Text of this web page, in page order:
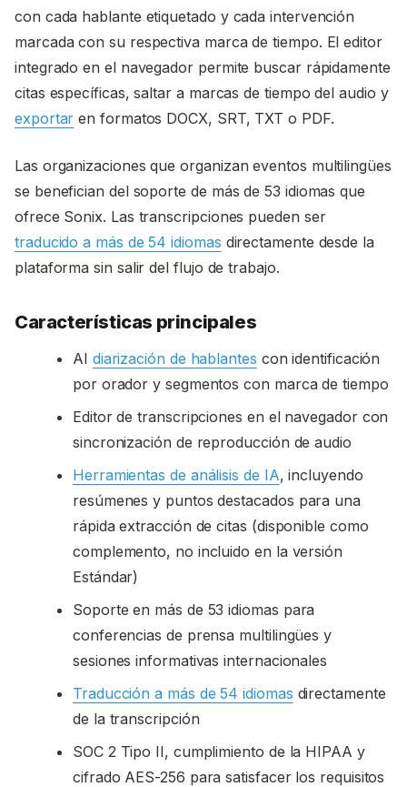
con cada hablante etiquetado y cada intervención
marcada con su respectiva marca de tiempo. El editor
integrado en el navegador permite buscar rápidamente
citas específicas, saltar a marcas de tiempo del audio y
exportar en formatos DOCX, SRT, TXT o PDF.
Las organizaciones que organizan eventos multilingües
se benefician del soporte de más de 53 idiomas que
ofrece Sonix. Las transcripciones pueden ser
traducido a más de 54 idiomas directamente desde la
plataforma sin salir del flujo de trabajo.
Características principales
AI diarización de hablantes con identificación
por orador y segmentos con marca de tiempo
Editor de transcripciones en el navegador con
sincronización de reproducción de audio
Herramientas de análisis de IA, incluyendo
resúmenes y puntos destacados para una
rápida extracción de citas (disponible como
complemento, no incluido en la versión
Estándar)
Soporte en más de 53 idiomas para
conferencias de prensa multilingües y
sesiones informativas internacionales
Traducción a más de 54 idiomas directamente
de la transcripción
SOC 2 Tipo II, cumplimiento de la HIPAA y
cifrado AES-256 para satisfacer los requisitos